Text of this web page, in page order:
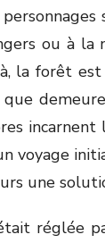
ou à la
la forêt
incarnent
voyage
une
réglée